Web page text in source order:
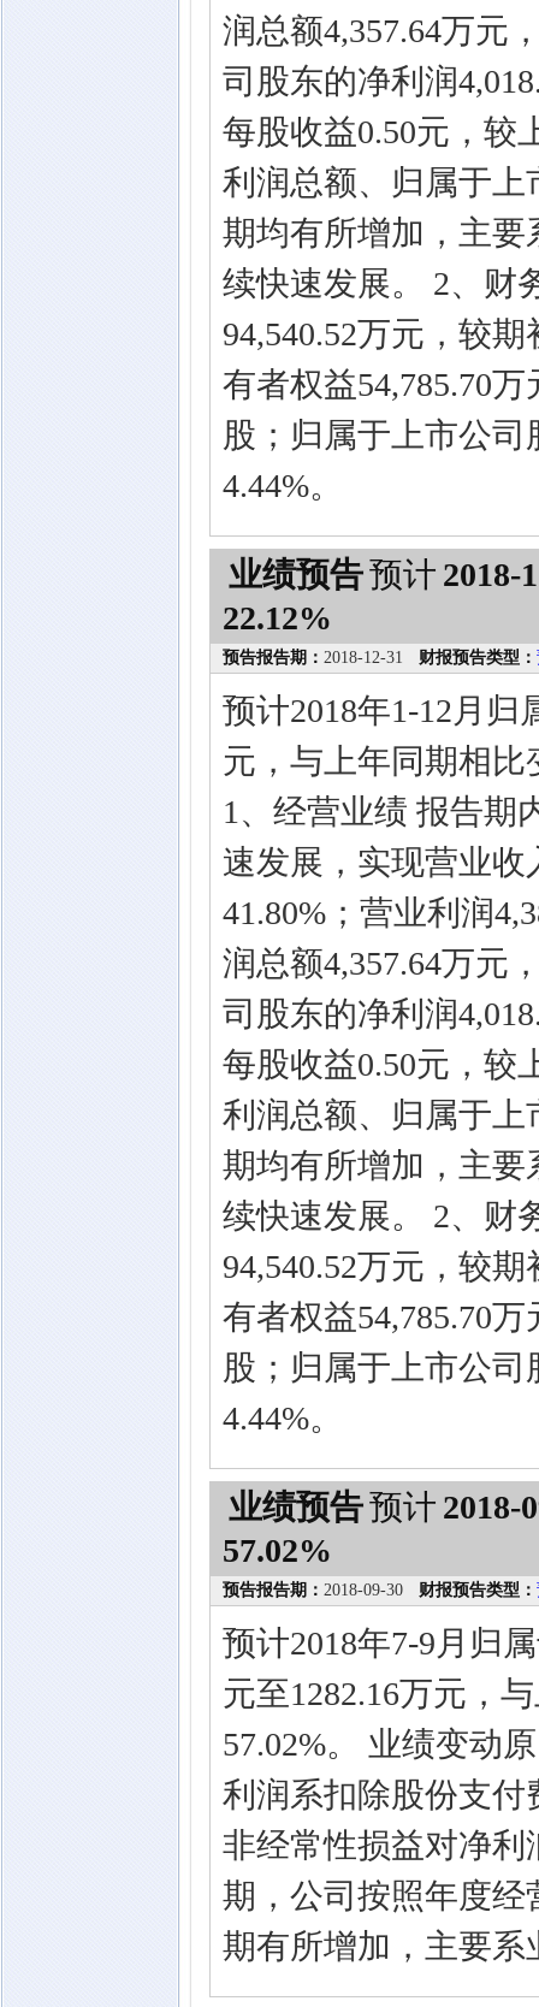
润总额4,357.64万元
司股东的净利润
每股收益0.50元，较
利润总额、归属于
期均有所增加，主
续快速发展。 2、财
94,540.52万元，较
有者权益54,785.70
股；归属于上市公
4.44%。
业绩预告预计 2018-
22.12%
预告报告期： 2018-12-31 财报预告类型：
预计2018年1-12月归
元，与上年同期相比
1、经营业绩 报告期
速发展，实现营业收
41.80%；营业利润
润总额4,357.64万元
司股东的净利润
每股收益0.50元，较
利润总额、归属于
期均有所增加，主
续快速发展。 2、财
94,540.52万元，较
有者权益54,785.70
股；归属于上市公
4.44%。
业绩预告预计 2018-
57.02%
预告报告期： 2018-09-30 财报预告类型：
预计2018年7-9月归
元至1282.16万元，
57.02%。 业绩变动
利润系扣除股份支付
非经常性损益对净利
期，公司按照年度
期有所增加，主要